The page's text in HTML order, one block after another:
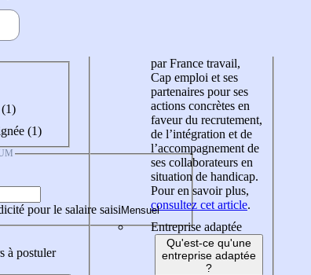
(1)
pour le salaire saisi
à postuler
par France travail,
Cap emploi et ses
partenaires pour ses
actions concrètes en
faveur du recrutement,
de l’intégration et de
l’accompagnement de
ses collaborateurs en
situation de handicap.
Pour en savoir plus,
consultez cet article.
Entreprise adaptée
Qu'est-ce qu'une
entreprise adaptée
?